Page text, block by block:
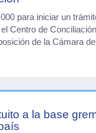
para iniciar un
Centro de
de la Cámara
a la base